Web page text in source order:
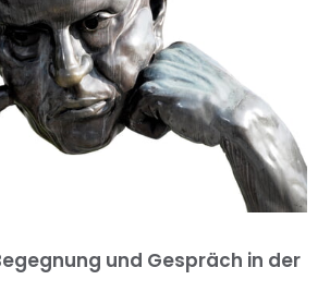
und Gespräch in der